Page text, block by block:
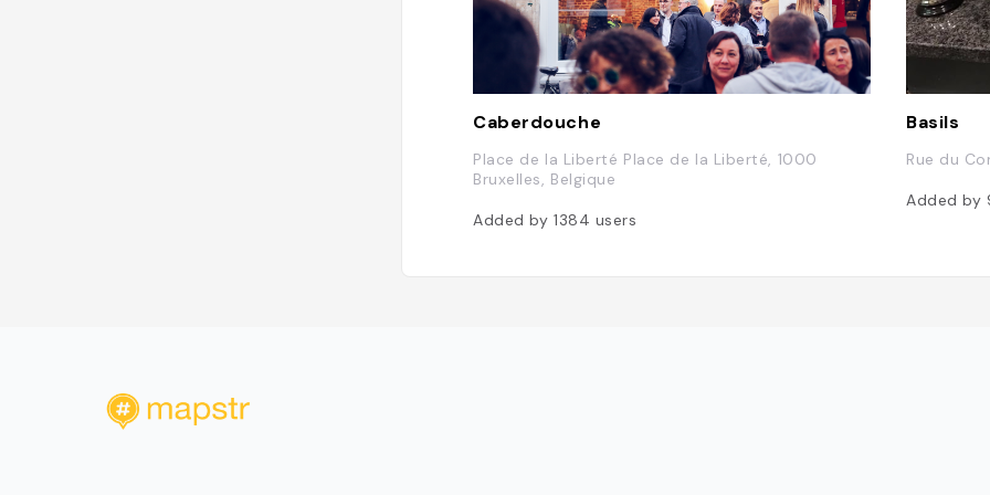
Caberdouche
Place de la Liberté Place de la Liberté, 1000
Bruxelles, Belgique
Added by 1384 users
Basils
Rue du
Added by